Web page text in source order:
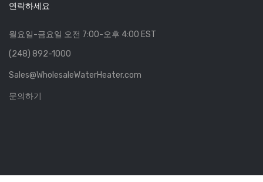
연락하세요
월요일-금요일 오전 7:00-오후 4:00 EST
(248) 892-1000
Sales@WholesaleWaterHeater.com
문의하기